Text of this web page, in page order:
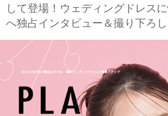
して登場！ウェディングドレス
へ独占インタビュー＆撮り下ろし